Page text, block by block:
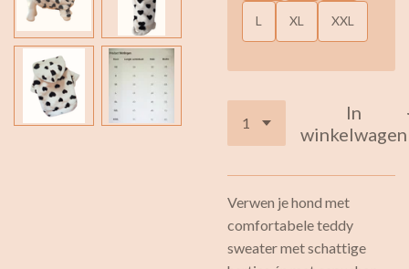
L XL XXL
In
winkelwagen
Verwen je hond met
comfortabele teddy
sweater met schattige